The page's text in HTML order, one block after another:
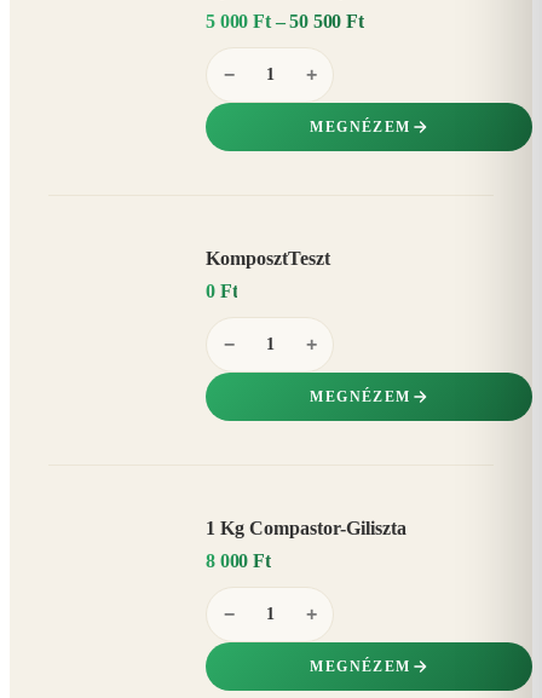
5 000 Ft – 50 500 Ft
− +
MEGNÉZEM
KomposztTeszt
0 Ft
− +
MEGNÉZEM
1 Kg Compastor-Giliszta
8 000 Ft
− +
MEGNÉZEM